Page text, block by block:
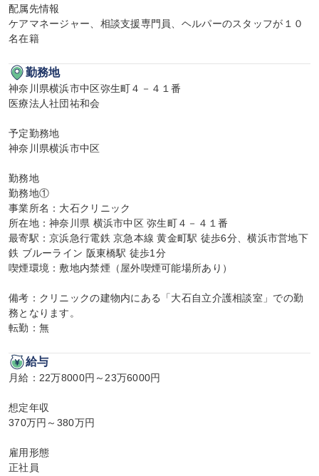
配属先情報
ケアマネージャー、相談支援専門員、ヘルパーのスタッフが１０
名在籍
勤務地
神奈川県横浜市中区弥生町４－４１番
医療法人社団祐和会
予定勤務地
神奈川県横浜市中区
勤務地
勤務地①
事業所名：大石クリニック
所在地：神奈川県 横浜市中区 弥生町４－４１番
最寄駅：京浜急行電鉄 京急本線 黄金町駅 徒歩6分、横浜市営地下
鉄 ブルーライン 阪東橋駅 徒歩1分
喫煙環境：敷地内禁煙（屋外喫煙可能場所あり）
備考：クリニックの建物内にある「大石自立介護相談室」での勤
務となります。
転勤：無
給与
月給：22万8000円～23万6000円
想定年収
370万円～380万円
雇用形態
正社員